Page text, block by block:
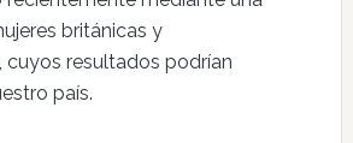
británicas y
cuyos resultados podrían
país.